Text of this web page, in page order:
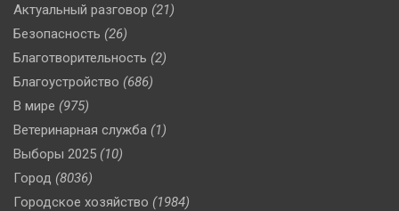
Актуальный разговор (21)
Безопасность (26)
Благотворительность (2)
Благоустройство (686)
В мире (975)
Ветеринарная служба (1)
Выборы 2025 (10)
Город (8036)
Городское хозяйство (1984)